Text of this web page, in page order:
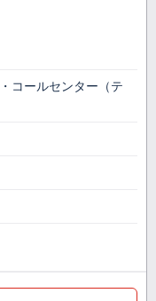
コールセンター（テ